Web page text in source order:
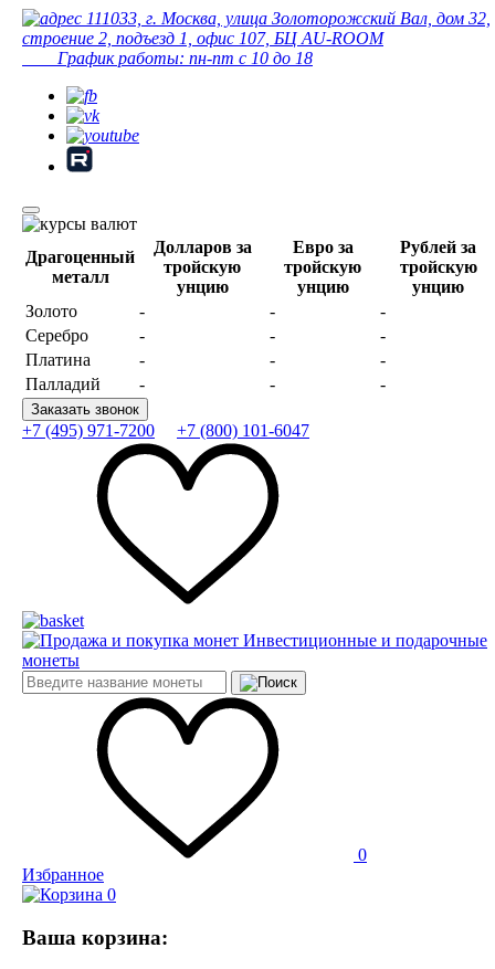
111033, г. Москва, улица Золоторожский Вал, дом 32,
строение 2, подъезд 1, офис 107, БЦ AU-ROOM
График работы: пн-пт с 10 до 18
Драгоценный
металл
Долларов за
тройскую
унцию
Евро за
тройскую
унцию
Рублей за
тройскую
унцию
Золото
- -
-
Серебро
- -
-
Платина
- -
-
Палладий
- - -
Заказать звонок
+7 (495) 971-7200 +7 (800) 101-6047
Инвестиционные и подарочные
монеты
0
Избранное
0
Ваша корзина: